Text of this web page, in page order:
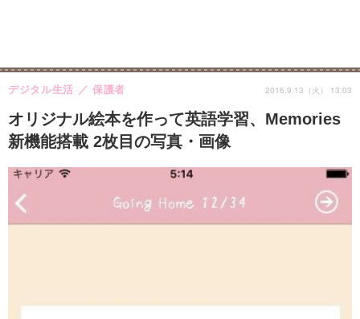
オリジナル絵本を作って英語学習、Memories
新機能搭載 2枚目の写真・画像
デジタル生活 保護者 2016.9.13（火） 13:03